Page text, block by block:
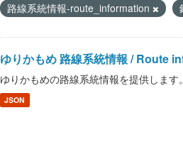
路線系統情報-route_information
ゆりかもめ 路線系統情報 / Route
ゆりかもめの路線系統情報を提供しま
JSON